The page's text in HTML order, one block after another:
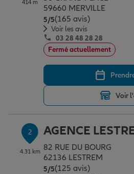
Assurance emprunteur
Prévoyance et dépendance
Assurance animal de
Protection de la famille
Protection juridique
Épargne & retraite
Plan épargne retraite
Assurance vie
Placements financiers
Investissements immobiliers
Vos projets
Partir en vacances
Déménager
Changer de voiture
Conseil assurance
Outre-mer
Assurance auto
Professionnels
414 m
59660 MERVILLE
5/5Note de 5 sur 5
(165 avis)
Voir les avis
03 28 48 28 28
Fermé actuellement
Voir
2
4.31 km
AGENCE
82 RUE DU BOURG
62136 LESTREM
5/5Note de 5 sur 5
(125 avis)